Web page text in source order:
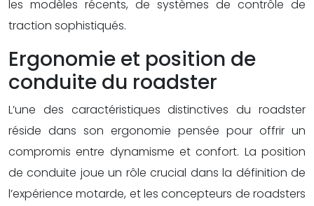
les modèles récents, de systèmes de contrôle de
traction sophistiqués.
Ergonomie et position de
conduite du roadster
L’une des caractéristiques distinctives du roadster
réside dans son ergonomie pensée pour offrir un
compromis entre dynamisme et confort. La position
de conduite joue un rôle crucial dans la définition de
l’expérience motarde, et les concepteurs de roadsters